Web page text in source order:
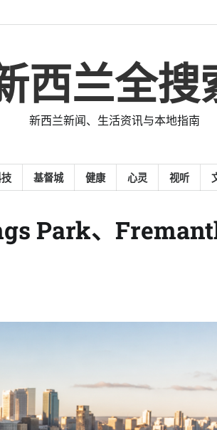
西兰全搜
新西兰新闻、生活资讯与本地指南
基督城 健康 心灵 视听
Park、